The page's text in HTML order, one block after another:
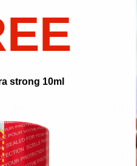
Benzoato de Sodio, Sorbato
anales intensas ya que
strong 10ml